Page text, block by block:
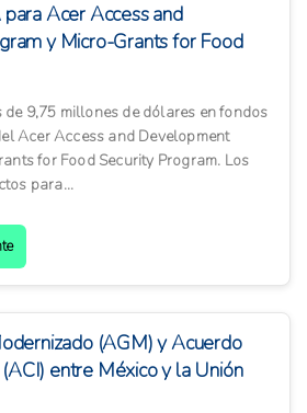
Acer Access and
y Micro-Grants for Food
de 9,75 millones de dólares en fondos
Acer Access and Development
for Food Security Program. Los
para...
(AGM) y Acuerdo
entre México y la Unión